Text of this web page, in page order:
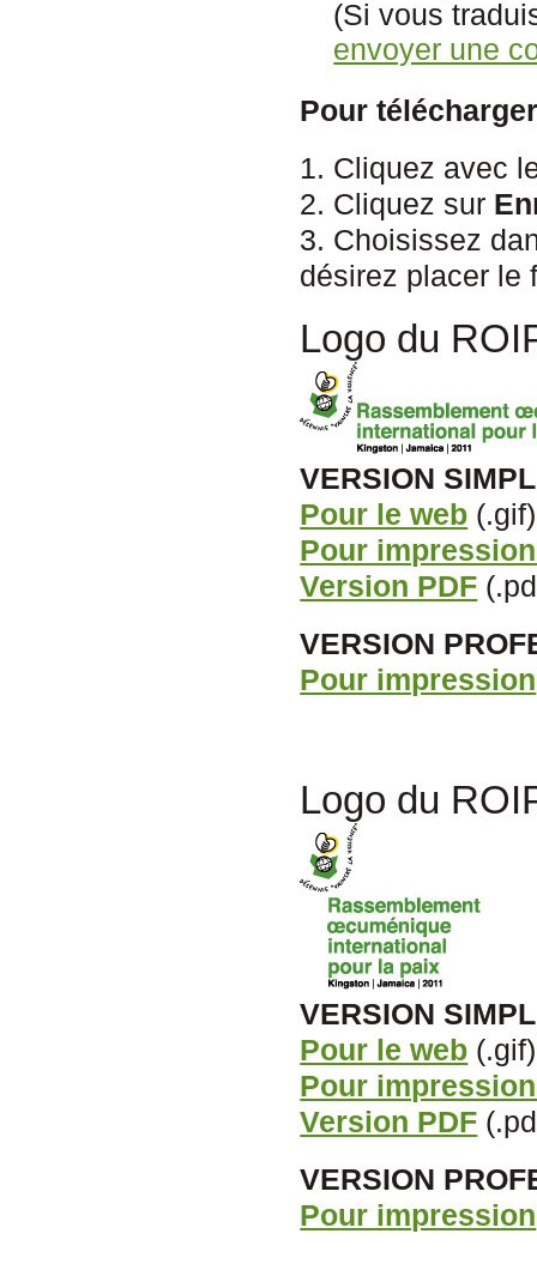
(Si vous
envoyer une
Pour
1. Cliquez avec
2. Cliquez sur
3. Choisissez
désirez placer
Logo du
VERSION
Pour le web (.gif)
Pour
Version PDF
VERSION
Pour impression
Logo du
VERSION
Pour le web (.gif)
Pour
Version PDF
VERSION
Pour impression